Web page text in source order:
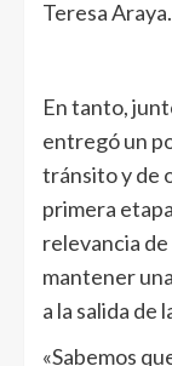
Teresa Araya.
En tanto,
entregó un
tránsito y de
primera
relevancia
mantener
a la salida de
«Sabemos